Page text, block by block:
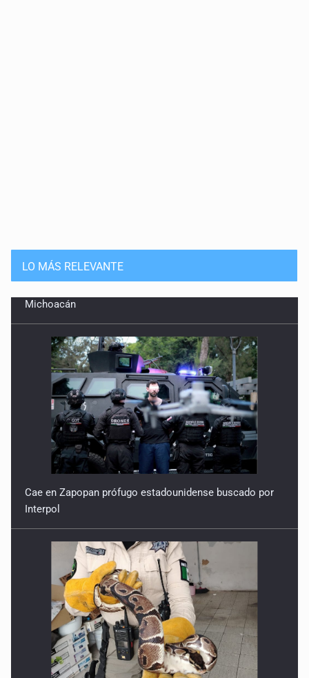
LO MÁS RELEVANTE
Cae en Zapopan prófugo estadounidense buscado por
Aseguran pitón dentro de vivienda de Santa Tere